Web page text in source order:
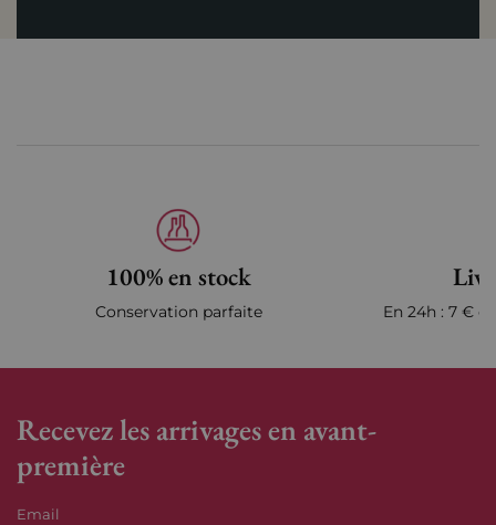
100% en stock
Conservation parfaite En 24h : 7 €
Recevez les arrivages en avant-
première
Email